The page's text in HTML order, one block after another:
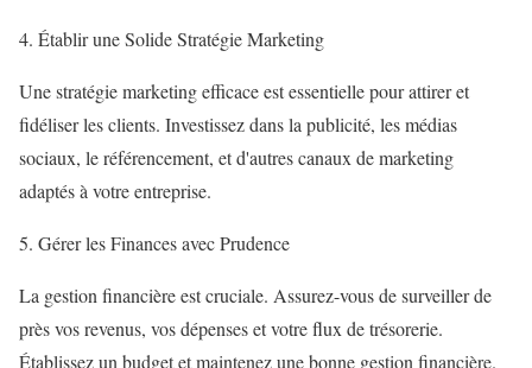
4. Établir une Solide Stratégie Marketing
Une stratégie marketing efficace est essentielle pour attirer et
fidéliser les clients. Investissez dans la publicité, les médias
sociaux, le référencement, et d'autres canaux de marketing
adaptés à votre entreprise.
5. Gérer les Finances avec Prudence
La gestion financière est cruciale. Assurez-vous de surveiller de
près vos revenus, vos dépenses et votre flux de trésorerie.
Établissez un budget et maintenez une bonne gestion financière.